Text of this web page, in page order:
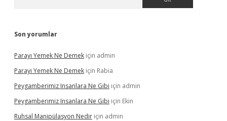
Son yorumlar
Parayı Yemek Ne Demek için admin
Parayı Yemek Ne Demek için Rabia
Peygamberimiz Insanlara Ne Gibi için admin
Peygamberimiz Insanlara Ne Gibi için Ekin
Ruhsal Manipülasyon Nedir için admin